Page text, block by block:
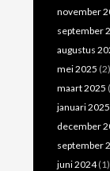
november
september
augustus
mei 2025 (2)
maart 2025
januari 2025
december
september
juni 2024(1)